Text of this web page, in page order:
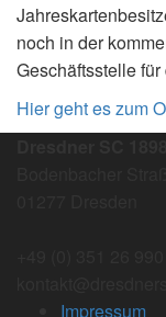
noch in der
Geschäftsstelle
Hier geht es zum
Impressum